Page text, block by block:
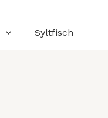
Syltfisch